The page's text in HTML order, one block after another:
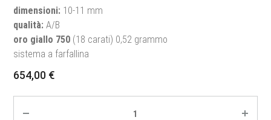
dimensioni: 10-11 mm
qualità: A/B
oro giallo 750 (18 carati) 0,52 grammo
sistema a farfallina
654,00 €